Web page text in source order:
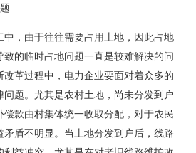
，由于往往需要占用土地，因此占地
致的临时占地问题一直是较难解决的问
革过程中，电力企业要面对着众多的
问题。尤其是农村土地，尚未分发到户
偿款由村集体统一收取分配，对于农民
盾不明显。当土地分发到户后，线路